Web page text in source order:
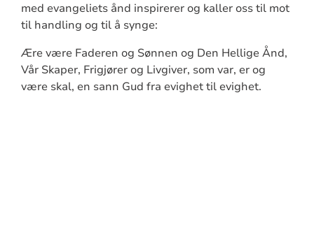
med evangeliets ånd inspirerer og kaller oss til mot
til handling og til å synge:
Ære være Faderen og Sønnen og Den Hellige Ånd,
Vår Skaper, Frigjører og Livgiver, som var, er og
være skal, en sann Gud fra evighet til evighet.